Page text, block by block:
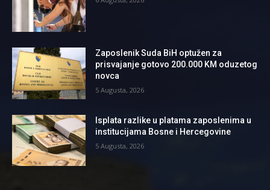
Zaposlenik Suda BiH optužen za
prisvajanje gotovo 200.000 KM oduzetog
novca
5 Augusta, 2026
Isplata razlike u platama zaposlenima u
institucijama Bosne i Hercegovine
5 Augusta, 2026